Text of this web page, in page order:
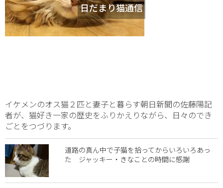
日だまり猫通信
イケメンのオス猫２匹と妻子と暮らす朝日新聞の佐藤陽記
者が、猫好き一家の歴史をふりかえりながら、日々のでき
ごとをつづります。
道路の真ん中で子猫を拾ってからいろいろあっ
た ジャッキー・きなことの時間に感謝